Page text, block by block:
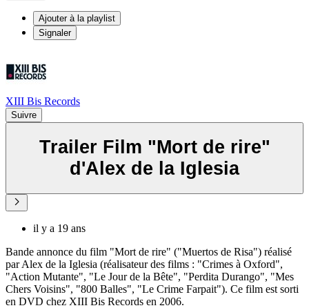
Ajouter à la playlist
Signaler
XIII Bis Records
Suivre
Trailer Film "Mort de rire"
d'Alex de la Iglesia
il y a 19 ans
Bande annonce du film "Mort de rire" ("Muertos de Risa") réalisé
par Alex de la Iglesia (réalisateur des films : "Crimes à Oxford",
"Action Mutante", "Le Jour de la Bête", "Perdita Durango", "Mes
Chers Voisins", "800 Balles", "Le Crime Farpait"). Ce film est sorti
en DVD chez XIII Bis Records en 2006.